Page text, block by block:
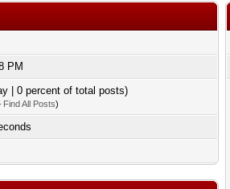
PM
| 0 percent of total posts)
Find All Posts)